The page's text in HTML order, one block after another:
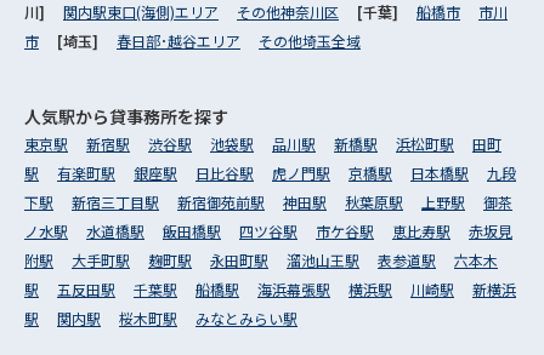
川] 関内駅東口(海側)エリア その他神奈川区 [千葉] 船橋市
市川
市
[埼玉] 春日部･越谷エリア その他埼玉全域
人気駅から貸事務所を探す
東京駅 新宿駅 渋谷駅 池袋駅 品川駅 新橋駅 浜松町駅
田町
駅
有楽町駅 銀座駅 日比谷駅 虎ノ門駅 京橋駅 日本橋駅
九段
下駅
新宿三丁目駅 新宿御苑前駅 神田駅 秋葉原駅 上野駅
御茶
ノ水駅
水道橋駅 飯田橋駅 四ツ谷駅 市ケ谷駅 恵比寿駅
赤坂見
附駅
大手町駅 麹町駅 永田町駅 溜池山王駅 表参道駅
六本木
駅
五反田駅 千葉駅 船橋駅 海浜幕張駅 横浜駅 川崎駅
新横浜
駅
関内駅 桜木町駅 みなとみらい駅